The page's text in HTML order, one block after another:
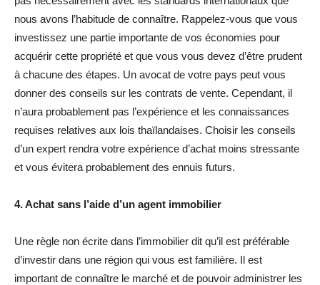
nous avons l’habitude de connaître. Rappelez-vous que vous
investissez une partie importante de vos économies pour
acquérir cette propriété et que vous vous devez d’être prudent
à chacune des étapes. Un avocat de votre pays peut vous
donner des conseils sur les contrats de vente. Cependant, il
n’aura probablement pas l’expérience et les connaissances
requises relatives aux lois thaïlandaises. Choisir les conseils
d’un expert rendra votre expérience d’achat moins stressante
et vous évitera probablement des ennuis futurs.
4. Achat sans l’aide d’un agent immobilier
Une règle non écrite dans l’immobilier dit qu’il est préférable
d’investir dans une région qui vous est familière. Il est
important de connaître le marché et de pouvoir administrer les